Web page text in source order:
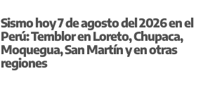
Sismo hoy 7 de agosto del 2026 en el
Perú: Temblor en Loreto, Chupaca,
Moquegua, San Martín y en otras
regiones